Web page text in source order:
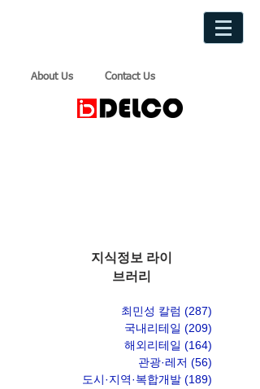
About Us Contact Us
지식정보 라이
브러리
최민성 칼럼 (287)
국내리테일 (209)
해외리테일 (164)
관광·레저 (56)
도시·지역·복합개발 (189)